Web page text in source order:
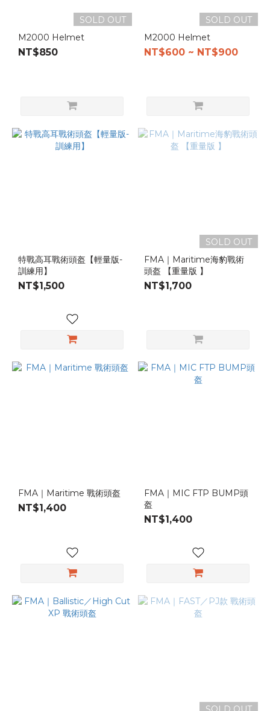
SOLD OUT
M2000 Helmet
NT$850
SOLD OUT
M2000 Helmet
NT$600 ~ NT$900
特戰高耳戰術頭盔【輕量版-
訓練用】
NT$1,500
SOLD OUT
FMA｜Maritime海豹戰術
頭盔 【重量版 】
NT$1,700
FMA｜Maritime 戰術頭盔
NT$1,400
FMA｜MIC FTP BUMP頭
盔
NT$1,400